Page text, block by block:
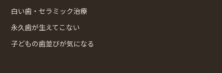
白い歯・セラミック治療
永久歯が生えてこない
子どもの歯並びが気になる